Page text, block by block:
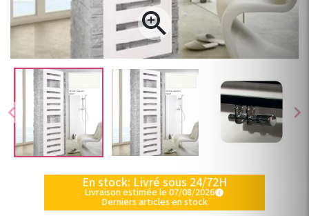
chevron_left chevron_right

En stock: Livré sous 24/72H
Livraison estimée le 07/08/2026info
Derniers articles en stock